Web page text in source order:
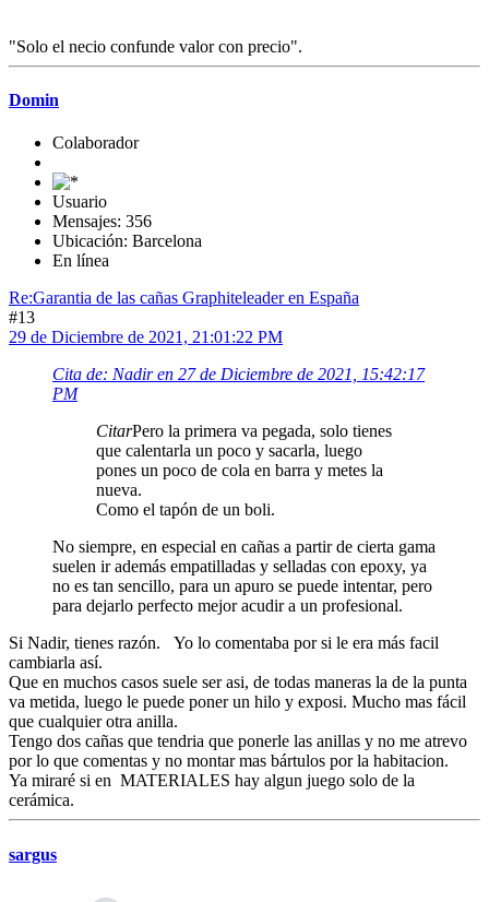
"Solo el necio confunde valor con precio".
Domin
Colaborador
Usuario
Mensajes: 356
Ubicación: Barcelona
En línea
Re:Garantia de las cañas Graphiteleader en España
#13
29 de Diciembre de 2021, 21:01:22 PM
Cita de: Nadir en 27 de Diciembre de 2021, 15:42:17
PM
CitarPero la primera va pegada, solo tienes
que calentarla un poco y sacarla, luego
pones un poco de cola en barra y metes la
nueva.
Como el tapón de un boli.
No siempre, en especial en cañas a partir de cierta gama
suelen ir además empatilladas y selladas con epoxy, ya
no es tan sencillo, para un apuro se puede intentar, pero
para dejarlo perfecto mejor acudir a un profesional.
Si Nadir, tienes razón. Yo lo comentaba por si le era más facil
cambiarla así.
Que en muchos casos suele ser asi, de todas maneras la de la punta
va metida, luego le puede poner un hilo y exposi. Mucho mas fácil
que cualquier otra anilla.
Tengo dos cañas que tendria que ponerle las anillas y no me atrevo
por lo que comentas y no montar mas bártulos por la habitacion.
Ya miraré si en MATERIALES hay algun juego solo de la
cerámica.
sargus